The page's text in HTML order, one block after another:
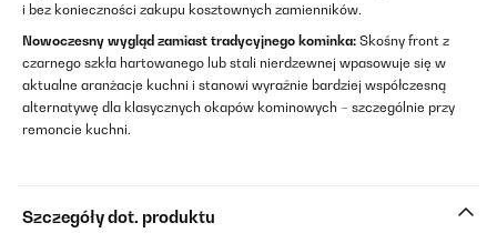
i bez konieczności zakupu kosztownych zamienników.
Nowoczesny wygląd zamiast tradycyjnego kominka: Skośny front z
czarnego szkła hartowanego lub stali nierdzewnej wpasowuje się w
aktualne aranżacje kuchni i stanowi wyraźnie bardziej współczesną
alternatywę dla klasycznych okapów kominowych – szczególnie przy
remoncie kuchni.
Szczegóły dot. produktu